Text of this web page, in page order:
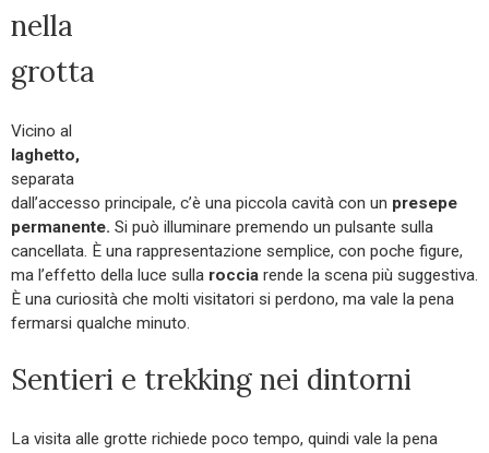
nella
grotta
Vicino al
laghetto,
separata
dall’accesso principale, c’è una piccola cavità con un presepe
permanente. Si può illuminare premendo un pulsante sulla
cancellata. È una rappresentazione semplice, con poche figure,
ma l’effetto della luce sulla roccia rende la scena più suggestiva.
È una curiosità che molti visitatori si perdono, ma vale la pena
fermarsi qualche minuto.
Sentieri e trekking nei dintorni
La visita alle grotte richiede poco tempo, quindi vale la pena